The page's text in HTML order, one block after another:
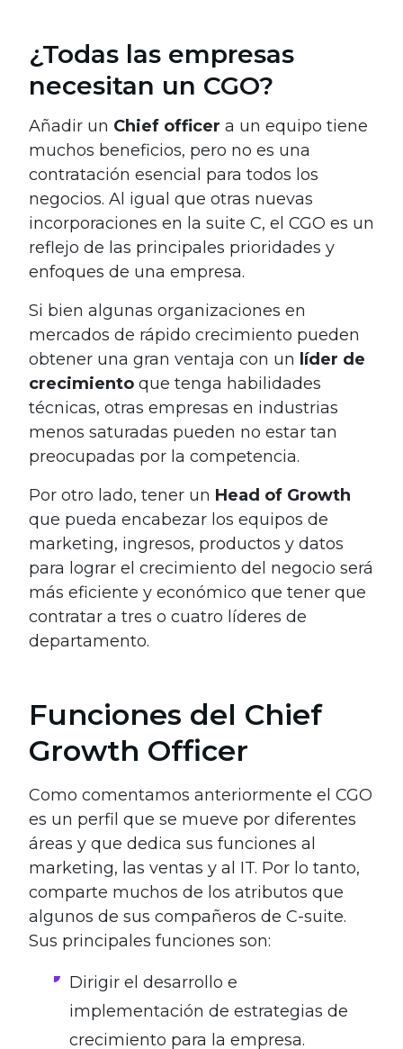
¿Todas las empresas
necesitan un CGO?
Añadir un Chief officer a un equipo tiene
muchos beneficios, pero no es una
contratación esencial para todos los
negocios. Al igual que otras nuevas
incorporaciones en la suite C, el CGO es un
reflejo de las principales prioridades y
enfoques de una empresa.
Si bien algunas organizaciones en
mercados de rápido crecimiento pueden
obtener una gran ventaja con un líder de
crecimiento que tenga habilidades
técnicas, otras empresas en industrias
menos saturadas pueden no estar tan
preocupadas por la competencia.
Por otro lado, tener un Head of Growth
que pueda encabezar los equipos de
marketing, ingresos, productos y datos
para lograr el crecimiento del negocio será
más eficiente y económico que tener que
contratar a tres o cuatro líderes de
departamento.
Funciones del Chief
Growth Officer
Como comentamos anteriormente el CGO
es un perfil que se mueve por diferentes
áreas y que dedica sus funciones al
marketing, las ventas y al IT. Por lo tanto,
comparte muchos de los atributos que
algunos de sus compañeros de C-suite.
Sus principales funciones son:
Dirigir el desarrollo e
implementación de estrategias de
crecimiento para la empresa.